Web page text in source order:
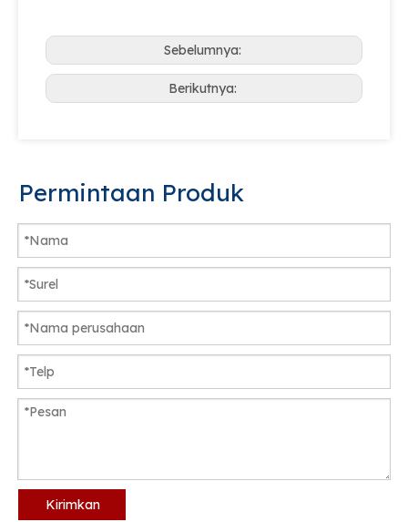
Sebelumnya:
Berikutnya:
Permintaan Produk
Kirimkan